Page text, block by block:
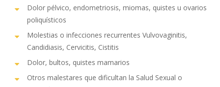
Dolor pélvico, endometriosis, miomas, quistes u ovarios
poliquísticos
Molestias o infecciones recurrentes​ ​Vulvovaginitis,
Candidiasis, Cervicitis, Cistitis
Dolor, bultos, quistes mamarios
Otros malestares que dificultan la Salud Sexual o